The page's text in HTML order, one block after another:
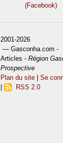
(Facebook)
2001-2026
— Gasconha.com -
Articles -Région
Prospective
Plan du site |Se
RSS 2.0